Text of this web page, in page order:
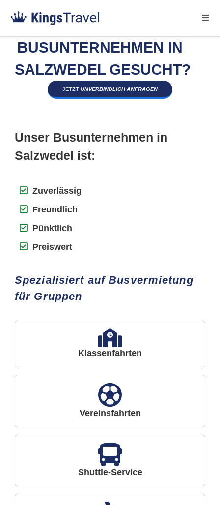
BUSUNTERNEHMEN IN
SALZWEDEL GESUCHT?
JETZT UNVERBINDLICH ANFRAGEN
Unser Busunternehmen in
Salzwedel ist:
Zuverlässig
Freundlich
Pünktlich
Preiswert
Spezialisiert auf Busvermietung
für Gruppen
Klassenfahrten
Vereinsfahrten
Shuttle-Service